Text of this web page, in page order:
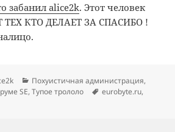
забанил alice2k. Этот человек
КТО ДЕЛАЕТ ЗА СПАСИБО !
Рубрики
Похуистичная администрация,
SE,Тупое трололо Метки
eurobyte.ru,